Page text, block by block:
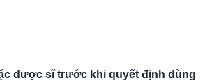
dược sĩ trước khi quyết định dùng